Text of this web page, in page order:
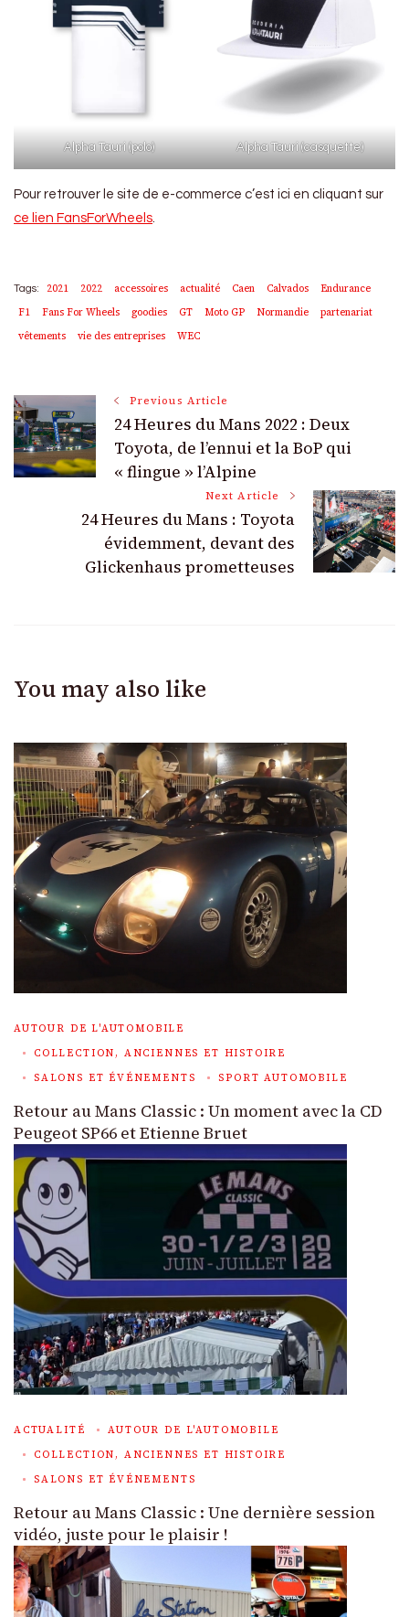
Alpha Tauri (polo) Alpha Tauri (casquette)
Pour retrouver le site de e-commerce c’est ici en cliquant sur
ce lien FansForWheels.
Tags: 2021 2022 accessoires actualité Caen Calvados
Endurance
F1
Fans For Wheels goodies GT Moto GP Normandie
partenariat
vêtements
vie des entreprises WEC
Post
Navigation
Previous Article
24 Heures du Mans 2022 : Deux
Toyota, de l’ennui et la BoP qui
« flingue » l’Alpine
Next Article
24 Heures du Mans : Toyota
évidemment, devant des
Glickenhaus prometteuses
You may also like
AUTOUR DE L'AUTOMOBILE
COLLECTION, ANCIENNES ET HISTOIRE
SALONS ET ÉVÉNEMENTS
SPORT AUTOMOBILE
Retour au Mans Classic : Un moment avec la CD
Peugeot SP66 et Etienne Bruet
ACTUALITÉ
AUTOUR DE L'AUTOMOBILE
COLLECTION, ANCIENNES ET HISTOIRE
SALONS ET ÉVÉNEMENTS
Retour au Mans Classic : Une dernière session
vidéo, juste pour le plaisir !